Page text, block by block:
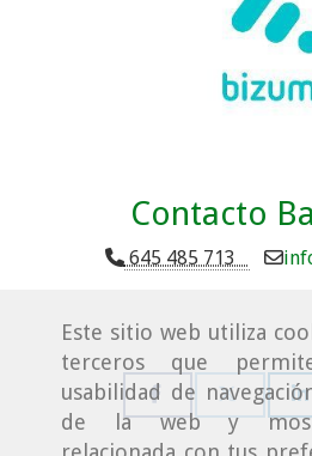
Este sitio web utiliza
terceros que
usabilidad de
de la web y
Contacto
645 485 713